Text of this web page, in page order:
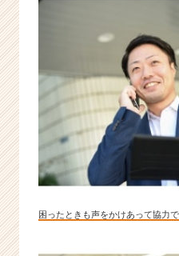
会
社
で
す
|
ン
ャ
成
困ったときも声をかけあって協力